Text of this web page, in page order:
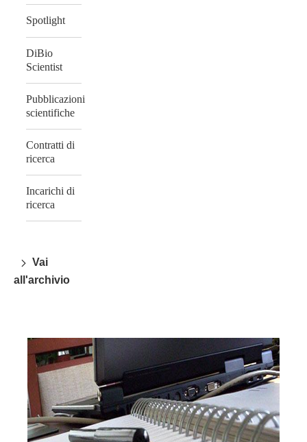
Spotlight
DiBio
Scientist
Pubblicazioni
scientifiche
Contratti di
ricerca
Incarichi di
ricerca
Vai
all'archivio